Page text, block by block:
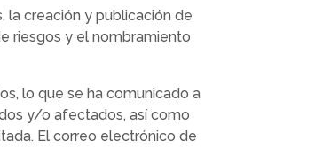
la creación y publicación de
riesgos y el nombramiento
lo que se ha comunicado a
y/o afectados, así como
El correo electrónico de